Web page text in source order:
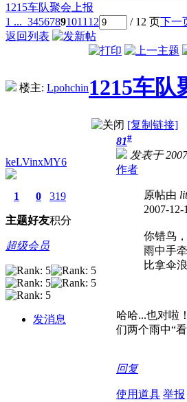
1215车队聚会上报
1 ... 34567891011 12 / 12 页下一
返回列表
楼主: Lpohchin1215车队
[复制链接]
keLVinxMY6
1
主题
0
好友
319
积分
超级会员
发消息
81#
发表于
作者
原帖由
2007-
你错鸟
雨中手
比拿伞
哈哈...也对啦
们两个雨中“
回复
使用道具 举报